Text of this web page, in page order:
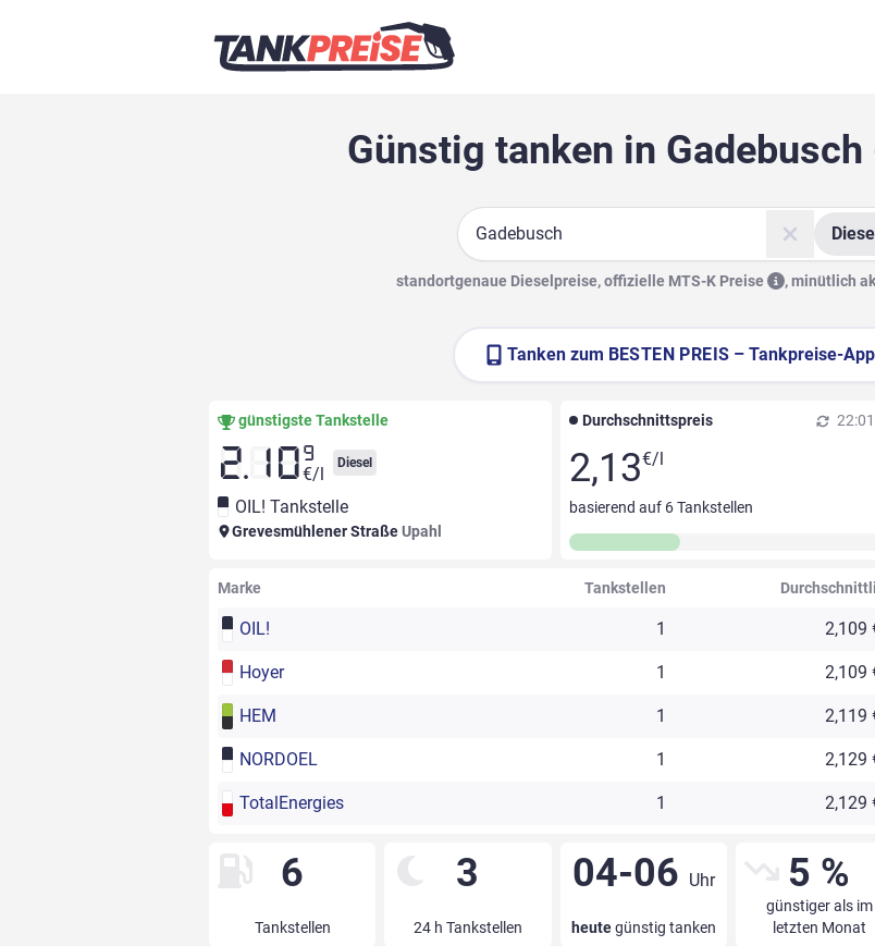
Günstig tanken in
Suche
Diesel
standortgenaue Dieselpreise, offizielle MTS-K Preise ,minütlich
Tanken zum BESTEN PREIS – Tankpreise-
günstigste Tankstelle
2.10 9
€/l
Diesel
OIL! Tankstelle
Grevesmühlener StraßeUpahl
Durchschnittspreis
2,13€/l
basierend auf 6Tankstellen
Marke Tankstellen
OIL! 1 2,109
Hoyer 1 2,109
HEM 1 2,119
NORDOEL 1 2,129
TotalEnergies 1 2,129
6
Tankstellen
3
24 h Tankstellen
04-06 Uhr
heutegünstig tanken
5 %
günstiger als im
letzten Monat